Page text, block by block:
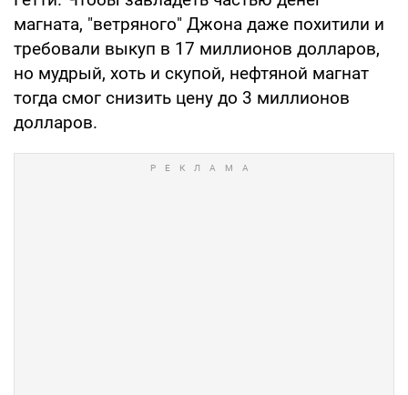
магната, "ветряного" Джона даже похитили и
требовали выкуп в 17 миллионов долларов,
но мудрый, хоть и скупой, нефтяной магнат
тогда смог снизить цену до 3 миллионов
долларов.